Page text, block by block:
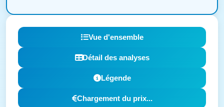
Vue d'ensemble
Détail des analyses
Légende
Chargement du prix...